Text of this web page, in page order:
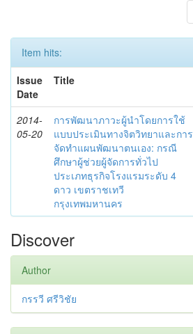
Item hits:
Issue
Date
Title
2014-
05-20
การพัฒนาภาวะผู้นำโดยการใช้
แบบประเมินทางจิตวิทยาและการ
จัดทำแผนพัฒนาตนเอง: กรณี
ศึกษาผู้ช่วยผู้จัดการทั่วไป
ประเภทธุรกิจโรงแรมระดับ 4
ดาว เขตราชเทวี
กรุงเทพมหานคร
Discover
Author
กรรวี ศรีวิชัย